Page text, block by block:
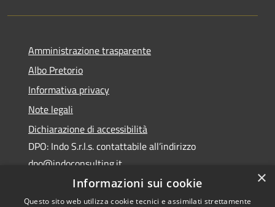
Amministrazione trasparente
Albo Pretorio
Informativa privacy
Note legali
Dichiarazione di accessibilità
DPO: Indo S.r.l.s. contattabile all’indirizzo
dpo@indoconsulting.it
×
Informazioni sui cookie
Questo sito web utilizza cookie tecnici e assimilati strettamente